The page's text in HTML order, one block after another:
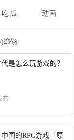
吃瓜 动画
是怎么玩游戏的？
布
国的RPG游戏「原